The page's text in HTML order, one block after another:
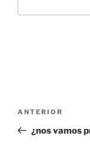
entradas
Entrada
anterior:
ANTERIOR
¿nos vamos